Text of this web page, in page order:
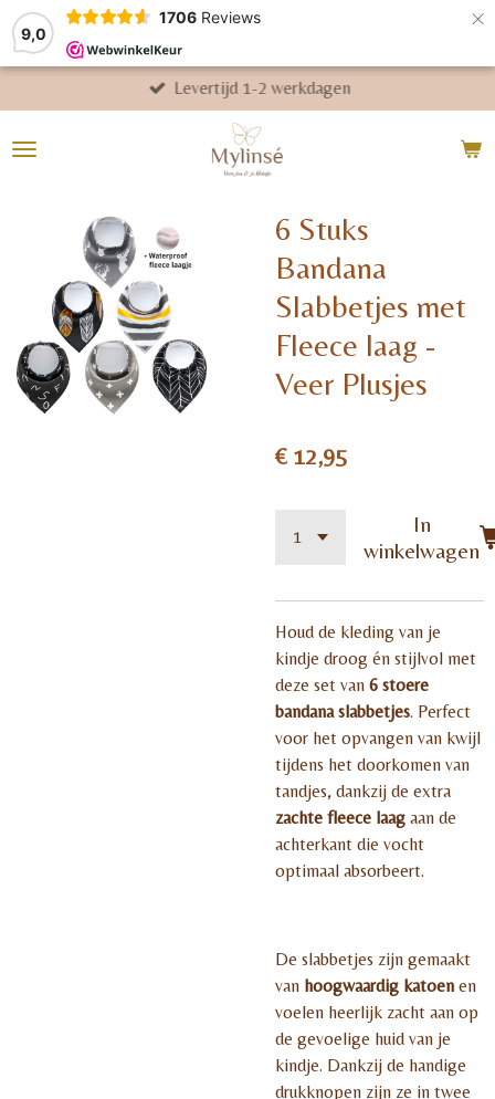
9,0
1706 Reviews ×
Levertijd 1-2 werkdagen
6 Stuks
Bandana
Slabbetjes met
Fleece laag -
Veer Plusjes
€ 12,95
In
winkelwagen
Houd de kleding van je
kindje droog én stijlvol met
deze set van 6 stoere
bandana slabbetjes. Perfect
voor het opvangen van kwijl
tijdens het doorkomen van
tandjes, dankzij de extra
zachte fleece laag aan de
achterkant die vocht
optimaal absorbeert.
De slabbetjes zijn gemaakt
van hoogwaardig katoen en
voelen heerlijk zacht aan op
de gevoelige huid van je
kindje. Dankzij de handige
drukknopen zijn ze in twee